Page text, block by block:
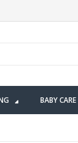
BABY CARE